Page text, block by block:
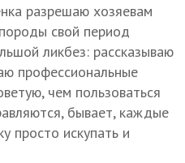
разрешаю хозяевам
свой период
ликбез: рассказываю
профессиональные
чем пользоваться
бывает, каждые
просто искупать и